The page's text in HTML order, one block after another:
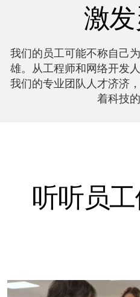
激
我们的员工可能不称自己
雄。从工程师和网络开发
我们的专业团队人才济济
着科技的
听听员